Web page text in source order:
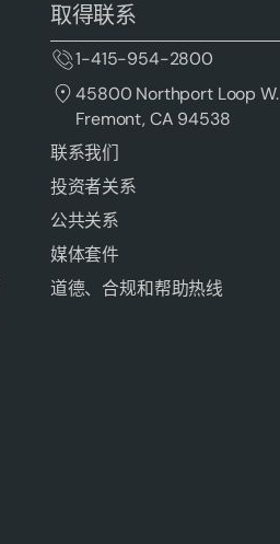
取得联系
1-415-954-2800
45800 Northport Loop W.
Fremont, CA 94538
联系我们
投资者关系
公共关系
媒体套件
道德、合规和帮助热线